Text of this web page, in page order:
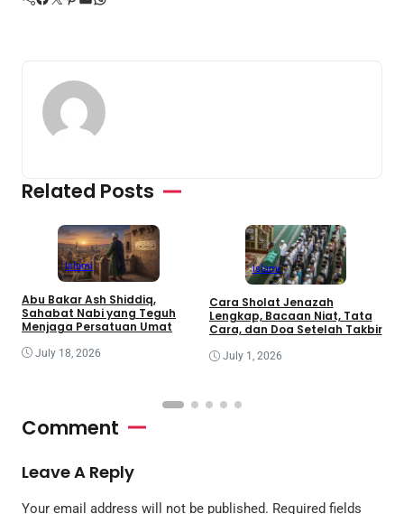
Related Posts
Islami
Abu Bakar Ash Shiddiq,
Sahabat Nabi yang Teguh
Menjaga Persatuan Umat
July 18, 2026
Islami
Cara Sholat Jenazah
Lengkap, Bacaan Niat, Tata
Cara, dan Doa Setelah Takbir
July 1, 2026
Comment
Leave A Reply
Your email address will not be published. Required fields